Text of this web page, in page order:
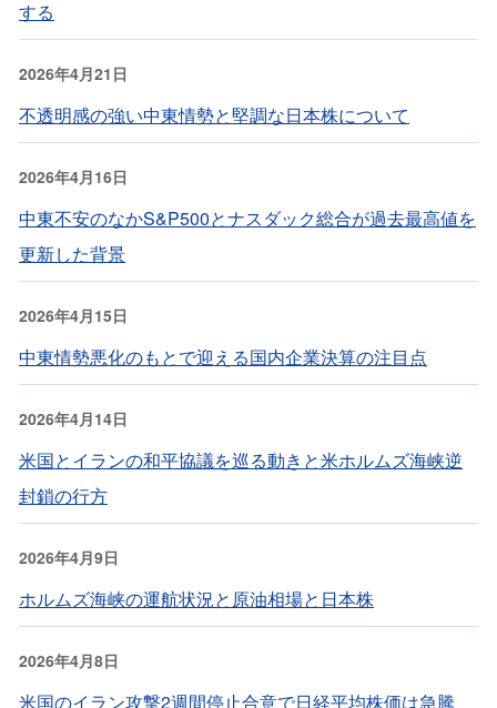
する
2026年4月21日
不透明感の強い中東情勢と堅調な日本株について
2026年4月16日
中東不安のなかS&P500とナスダック総合が過去最高値を
更新した背景
2026年4月15日
中東情勢悪化のもとで迎える国内企業決算の注目点
2026年4月14日
米国とイランの和平協議を巡る動きと米ホルムズ海峡逆
封鎖の行方
2026年4月9日
ホルムズ海峡の運航状況と原油相場と日本株
2026年4月8日
米国のイラン攻撃2週間停止合意で日経平均株価は急騰